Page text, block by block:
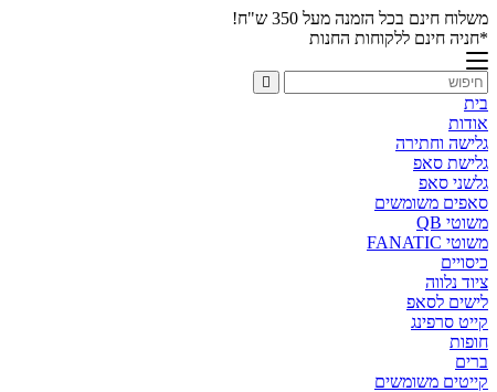
משלוח חינם בכל הזמנה מעל 350 ש"ח!
*חניה חינם ללקוחות החנות
בית
אודות
גלישה וחתירה
גלישת סאפ
גלשני סאפ
סאפים משומשים
משוטי QB
משוטי FANATIC
כיסויים
ציוד נלווה
לישים לסאפ
קייט סרפינג
חופות
ברים
קייטים משומשים